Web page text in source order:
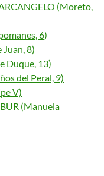
(Moreto,
6)
Juan, 8)
Duque, 13)
del Peral, 9)
V)
(Manuela